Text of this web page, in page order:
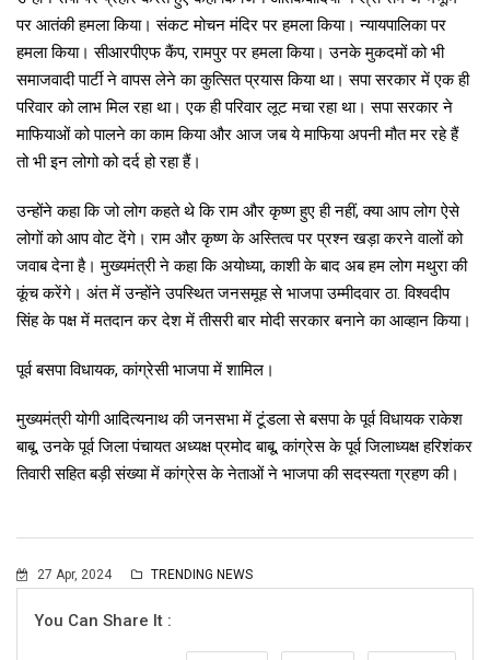
पर आतंकी हमला किया। संकट मोचन मंदिर पर हमला किया। न्यायपालिका पर
हमला किया। सीआरपीएफ कैंप, रामपुर पर हमला किया। उनके मुकदमों को भी
समाजवादी पार्टी ने वापस लेने का कुत्सित प्रयास किया था। सपा सरकार में एक ही
परिवार को लाभ मिल रहा था। एक ही परिवार लूट मचा रहा था। सपा सरकार ने
माफियाओं को पालने का काम किया और आज जब ये माफिया अपनी मौत मर रहे हैं
तो भी इन लोगो को दर्द हो रहा हैं।
उन्होंने कहा कि जो लोग कहते थे कि राम और कृष्ण हुए ही नहीं, क्या आप लोग ऐसे
लोगों को आप वोट देंगे। राम और कृष्ण के अस्तित्व पर प्रश्न खड़ा करने वालों को
जवाब देना है। मुख्यमंत्री ने कहा कि अयोध्या, काशी के बाद अब हम लोग मथुरा की
कूंच करेंगे। अंत में उन्होंने उपस्थित जनसमूह से भाजपा उम्मीदवार ठा. विश्वदीप
सिंह के पक्ष में मतदान कर देश में तीसरी बार मोदी सरकार बनाने का आव्हान किया।
पूर्व बसपा विधायक, कांग्रेसी भाजपा में शामिल ।
मुख्यमंत्री योगी आदित्यनाथ की जनसभा में टूंडला से बसपा के पूर्व विधायक राकेश
बाबू, उनके पूर्व जिला पंचायत अध्यक्ष प्रमोद बाबू, कांग्रेस के पूर्व जिलाध्यक्ष हरिशंकर
तिवारी सहित बड़ी संख्या में कांग्रेस के नेताओं ने भाजपा की सदस्यता ग्रहण की।
27 Apr, 2024 TRENDING NEWS
You Can Share It :